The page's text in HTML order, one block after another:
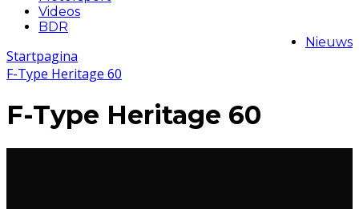
Videos
BDR
Nieuws
Startpagina
F-Type Heritage 60
F-Type Heritage 60